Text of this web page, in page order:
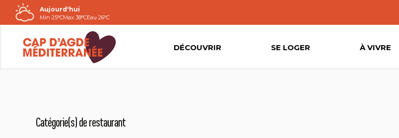
Passer
au
contenu
Aujourd'hui
Min 25°CMax 38°CEau 26°C
DÉCOUVRIR SE LOGER À VIVRE
Catégorie(s) de restaurant